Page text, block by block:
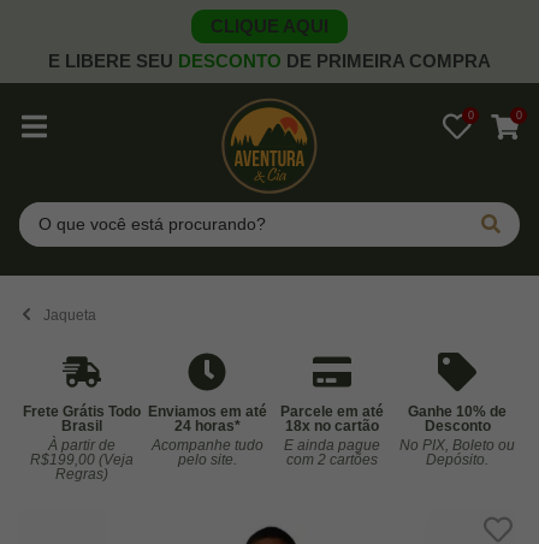
CLIQUE AQUI
E LIBERE SEU DESCONTO DE PRIMEIRA COMPRA
0 0
Pesquisar
Jaqueta
Frete Grátis Todo
Brasil
À partir de
R$199,00 (Veja
Regras)
Enviamos em até
24 horas*
Acompanhe tudo
pelo site.
Parcele em até
18x no cartão
E ainda pague
com 2 cartões
Ganhe 10% de
Desconto
No PIX, Boleto ou
Depósito.